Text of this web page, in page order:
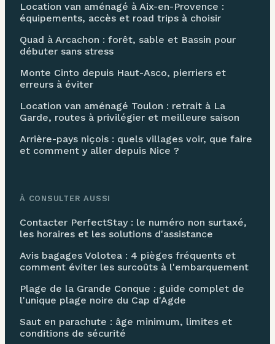
Location van aménagé à Aix-en-Provence :
équipements, accès et road trips à choisir
Quad à Arcachon : forêt, sable et Bassin pour
débuter sans stress
Monte Cinto depuis Haut-Asco, pierriers et
erreurs à éviter
Location van aménagé Toulon : retrait à La
Garde, routes à privilégier et meilleure saison
Arrière-pays niçois : quels villages voir, que faire
et comment y aller depuis Nice ?
À CONSULTER AUSSI
Contacter PerfectStay : le numéro non surtaxé,
les horaires et les solutions d'assistance
Avis bagages Volotea : 4 pièges fréquents et
comment éviter les surcoûts à l'embarquement
Plage de la Grande Conque : guide complet de
l'unique plage noire du Cap d'Agde
Saut en parachute : âge minimum, limites et
conditions de sécurité